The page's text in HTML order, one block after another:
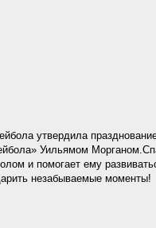
утвердила
Уильямом
и помогает ему
незабываемые моменты!